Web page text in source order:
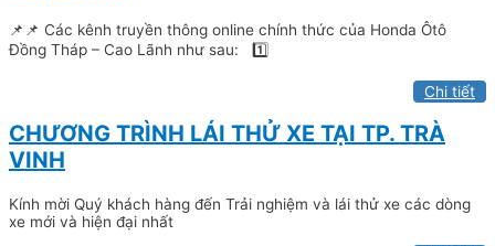
📌📌 Các kênh truyền thông online chính thức của Honda Ôtô
Đồng Tháp – Cao Lãnh như sau: 1️⃣
Chi tiết
CHƯƠNG TRÌNH LÁI THỬ XE TẠI TP. TRÀ
VINH
Kính mời Quý khách hàng đến Trải nghiệm và lái thử xe các dòng
xe mới và hiện đại nhất